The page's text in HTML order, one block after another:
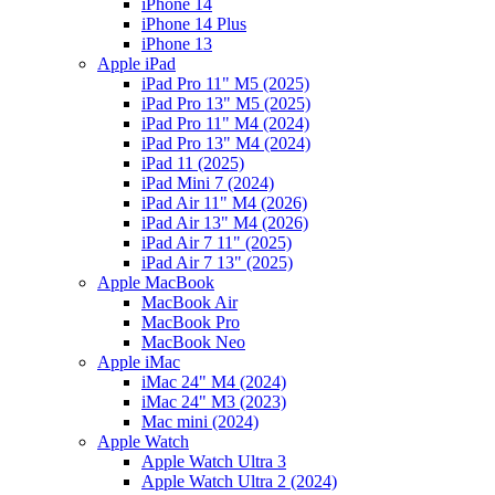
iPhone 14 Plus
iPhone 13
Apple iPad
iPad Pro 11" M5 (2025)
iPad Pro 13" M5 (2025)
iPad Pro 11" M4 (2024)
iPad Pro 13" M4 (2024)
iPad 11 (2025)
iPad Mini 7 (2024)
iPad Air 11" M4 (2026)
iPad Air 13" M4 (2026)
iPad Air 7 11" (2025)
iPad Air 7 13" (2025)
Apple MacBook
MacBook Air
MacBook Pro
MacBook Neo
Apple iMac
iMac 24" M4 (2024)
iMac 24" M3 (2023)
Mac mini (2024)
Apple Watch
Apple Watch Ultra 3
Apple Watch Ultra 2 (2024)